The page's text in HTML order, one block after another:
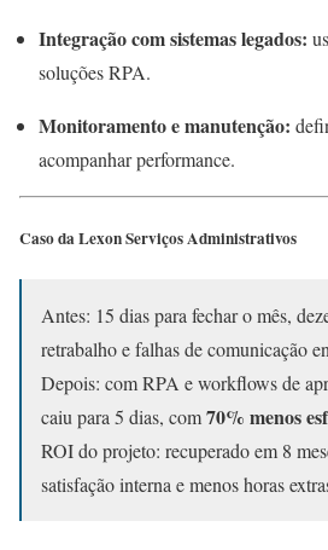
Integração com sistemas legados:
soluções RPA.
Monitoramento e manutenção:
acompanhar performance.
Caso daLexon Serviços Administrativos
Antes: 15 dias para fechar o mês,
retrabalho e falhas de comunicação
Depois: com RPA e workflows de
caiu para 5 dias, com70% menos
ROI do projeto: recuperado em 8
satisfação interna e menos horas